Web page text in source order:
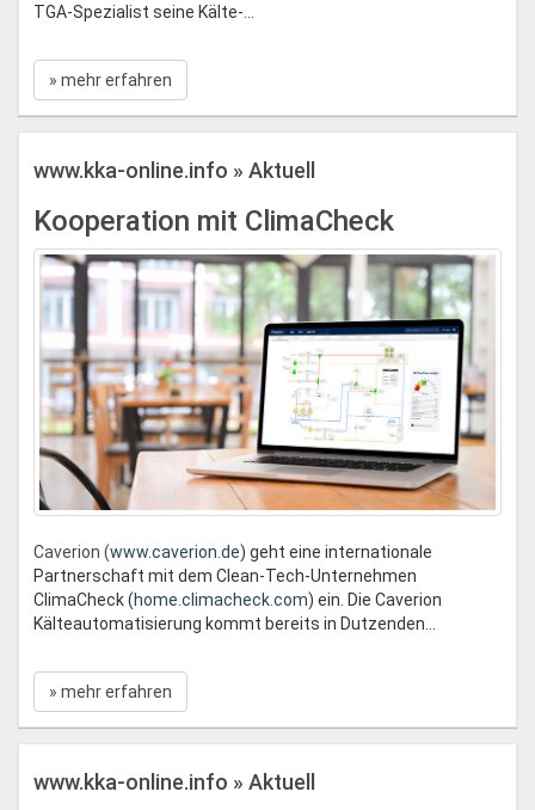
TGA-Spezialist seine Kälte-...
» mehr erfahren
www.kka-online.info » Aktuell
Kooperation mit ClimaCheck
Caverion (www.caverion.de) geht eine internationale
Partnerschaft mit dem Clean-Tech-Unternehmen
ClimaCheck (home.climacheck.com) ein. Die Caverion
Kälteautomatisierung kommt bereits in Dutzenden...
» mehr erfahren
www.kka-online.info » Aktuell